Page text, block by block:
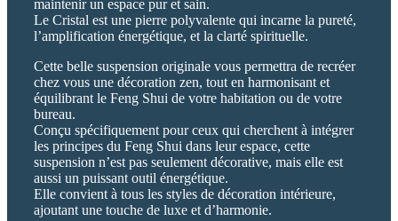
maintenir un espace pur et sain.
Le Cristal est une pierre polyvalente qui incarne la pureté,
l’amplification énergétique, et la clarté spirituelle.
Cette belle suspension originale vous permettra de recréer
chez vous une décoration zen, tout en harmonisant et
équilibrant le Feng Shui de votre habitation ou de votre
bureau.
Conçu spécifiquement pour ceux qui cherchent à intégrer
les principes du Feng Shui dans leur espace, cette
suspension n’est pas seulement décorative, mais elle est
aussi un puissant outil énergétique.
Elle convient à tous les styles de décoration intérieure,
ajoutant une touche de luxe et d’harmonie.